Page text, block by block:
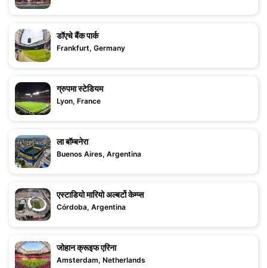
डॉएचे बैंक पार्क
Frankfurt, Germany
ग्रुपमा स्टेडियम
Lyon, France
ला बॉम्बनेरा
Buenos Aires, Argentina
एस्टाडियो मारियो अल्बर्टो केम्प्स
Córdoba, Argentina
जोहान क्रूइफ एरिना
Amsterdam, Netherlands